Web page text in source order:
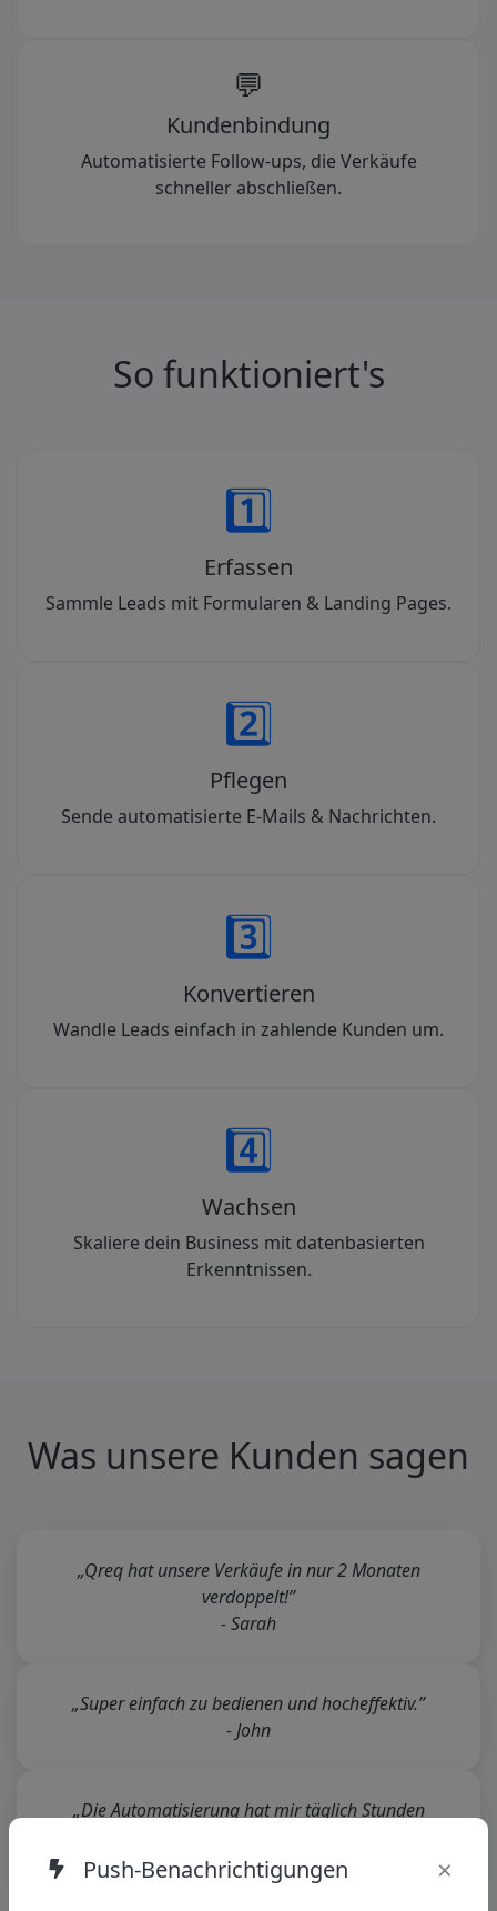
💬
Kundenbindung
Automatisierte Follow-ups, die Verkäufe
schneller abschließen.
So funktioniert's
1️⃣
Erfassen
Sammle Leads mit Formularen & Landing Pages.
2️⃣
Pflegen
Sende automatisierte E-Mails & Nachrichten.
3️⃣
Konvertieren
Wandle Leads einfach in zahlende Kunden um.
4️⃣
Wachsen
Skaliere dein Business mit datenbasierten
Erkenntnissen.
Was unsere Kunden sagen
„Qreq hat unsere Verkäufe in nur 2 Monaten
verdoppelt!”
- Sarah
„Super einfach zu bedienen und hocheffektiv.”
- John
„Die Automatisierung hat mir täglich Stunden
- Ayesha
Push-Benachrichtigungen ×